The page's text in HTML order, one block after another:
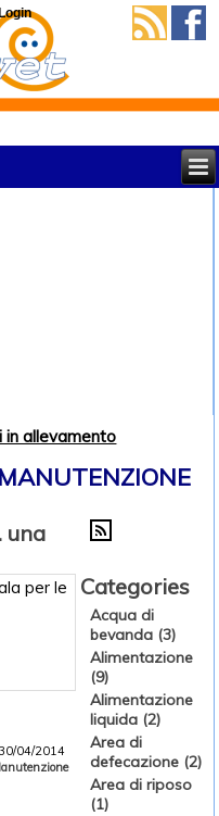
in allevamento
una
per le
30/04/2014
Categories
Acqua di
bevanda (3)
Alimentazione
(9)
Alimentazione
liquida (2)
Area di
defecazione (2)
Area di riposo
(1)
Login